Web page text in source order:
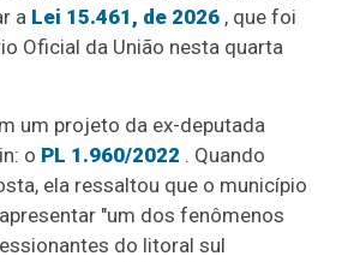
a Lei 15.461, de 2026 , que foi
Oficial da União nesta quarta
um projeto da ex-deputada
o PL 1.960/2022 . Quando
ela ressaltou que o município
"um dos fenômenos
do litoral sul